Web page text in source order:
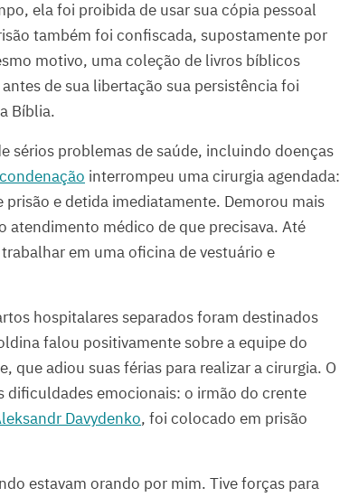
ela foi proibida de usar sua cópia pessoal
também foi confiscada, supostamente por
motivo, uma coleção de livros bíblicos
de sua libertação sua persistência foi
Bíblia.
sérios problemas de saúde, incluindo doenças
condenação interrompeu uma cirurgia agendada:
e detida imediatamente. Demorou mais
atendimento médico de que precisava. Até
em uma oficina de vestuário e
hospitalares separados foram destinados
falou positivamente sobre a equipe do
que adiou suas férias para realizar a cirurgia. O
emocionais: o irmão do crente
Davydenko, foi colocado em prisão
estavam orando por mim. Tive forças para